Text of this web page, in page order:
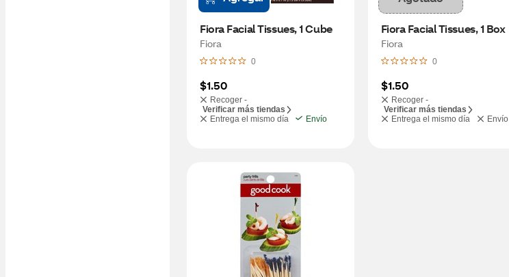
Fiora Facial Tissues, 1 Cube
Fiora
0
$1.50
Recoger -
Verificar más tiendas
Entrega el mismo día
Envío
Fiora Facial Tissues, 1 Box
Fiora
0
$1.50
Recoger -
Verificar más tiendas
Entrega el mismo día
Envío